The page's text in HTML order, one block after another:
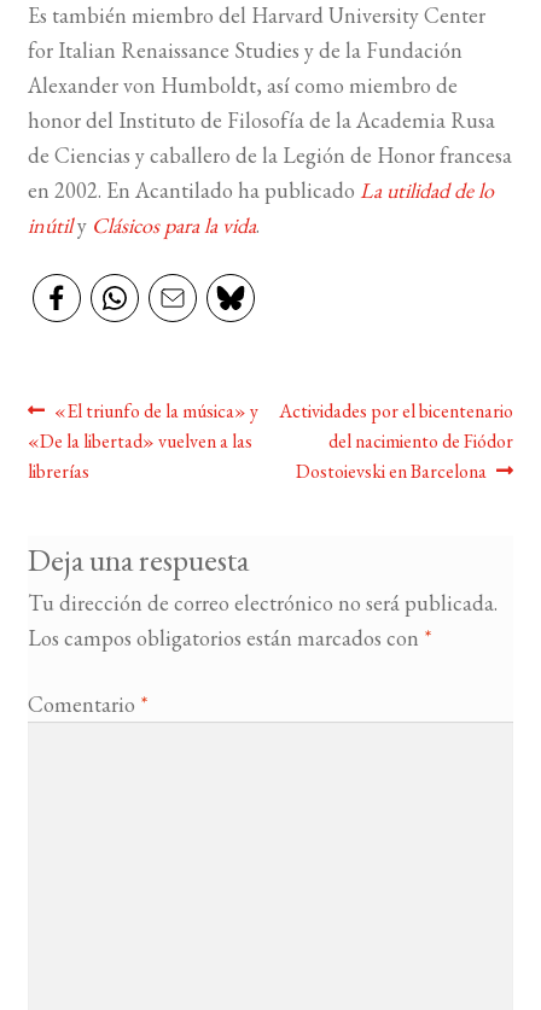
Es también miembro del Harvard University Center
for Italian Renaissance Studies y de la Fundación
Alexander von Humboldt, así como miembro de
honor del Instituto de Filosofía de la Academia Rusa
de Ciencias y caballero de la Legión de Honor francesa
en 2002. En Acantilado ha publicado La utilidad de lo
inútily Clásicos para la vida.
Navegación
de
Anterior:
«El triunfo de la música» y
«De la libertad» vuelven a las
librerías
Siguiente:
Actividades por el bicentenario
del nacimiento de Fiódor
Dostoievski en Barcelona
Deja una respuesta
Tu dirección de correo electrónico no será publicada.
Los campos obligatorios están marcados con *
Comentario *